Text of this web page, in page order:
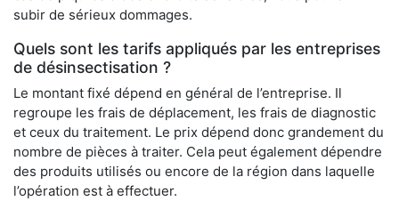
subir de sérieux dommages.
Quels sont les tarifs appliqués par les entreprises
de désinsectisation ?
Le montant fixé dépend en général de l’entreprise. Il
regroupe les frais de déplacement, les frais de diagnostic
et ceux du traitement. Le prix dépend donc grandement du
nombre de pièces à traiter. Cela peut également dépendre
des produits utilisés ou encore de la région dans laquelle
l’opération est à effectuer.